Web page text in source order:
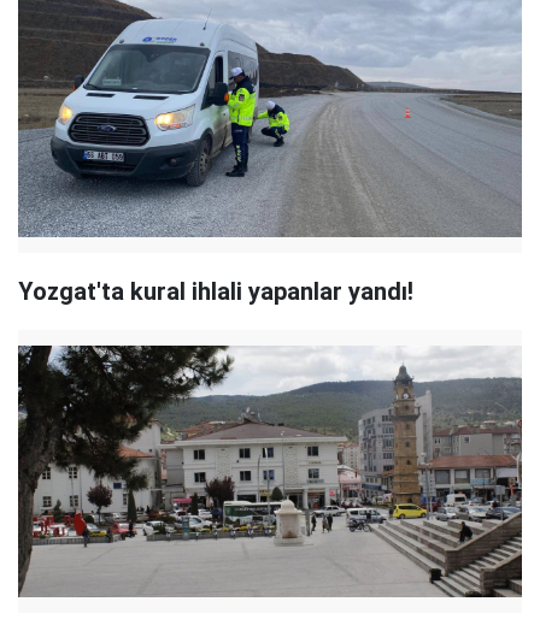
Yozgat'ta kural ihlali yapanlar yandı!